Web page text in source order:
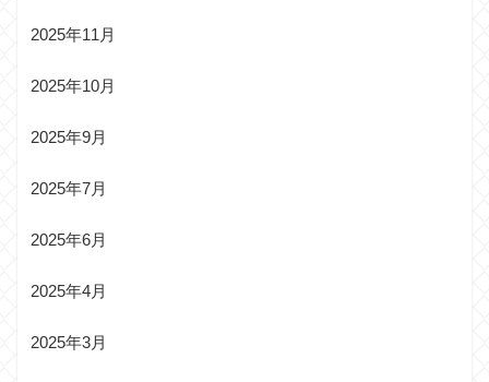
2025年11月
2025年10月
2025年9月
2025年7月
2025年6月
2025年4月
2025年3月